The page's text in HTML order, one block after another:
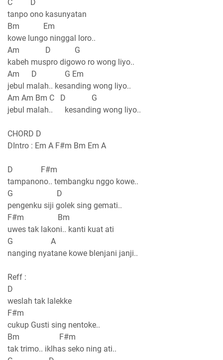
C D
tanpo ono kasunyatan
Bm Em
kowe lungo ninggal loro..
Am D G
kabeh muspro digowo ro wong liyo..
Am D G Em
jebul malah.. kesanding wong liyo..
Am Am Bm C D G
jebul malah.. kesanding wong liyo..
CHORD D
DIntro : Em A F#m Bm Em A
D F#m
tampanono.. tembangku nggo kowe..
G D
pengenku siji golek sing gemati..
F#m Bm
uwes tak lakoni.. kanti kuat ati
G A
nanging nyatane kowe blenjani janji..
Reff :
D
weslah tak lalekke
F#m
cukup Gusti sing nentoke..
Bm F#m
tak trimo.. iklhas seko ning ati..